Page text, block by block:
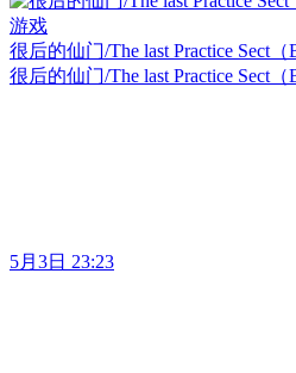
很后的仙门/The last Practice Sect（
很后的仙门/The last Practice Sect（
5月3日 23:23